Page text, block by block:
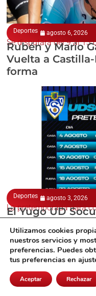
Deportes agosto 6, 2026
Se disputará del 9 al 13
Rubén y Mario
Vuelta a
forma
Deportes agosto 3, 2026
La pretemporada dará
El Yugo UD
del debut
Utilizamos cookies
nuestros servicios y
preferencias. Puedes
tus preferencias en
Aceptar Rechazar